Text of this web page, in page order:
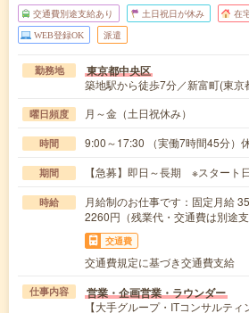
交通費別途支給あり 土日祝日が休み 在
WEB登録OK 派遣
勤務地 東京都中央区
築地駅から徒歩7分／新富町(東京
曜日頻度 月～金（土日祝休み）
時間 9:00～17:30 （実働7時間45分）
期間 【急募】即日～長期 ※スタート
時給
月給制のお仕事です：固定月給
2260円（残業代・交通費は別途支
交通費
交通費規定に基づき交通費支給
仕事内容 営業・企画営業・ラウンダー
【大手グループ・ITコンサルテ